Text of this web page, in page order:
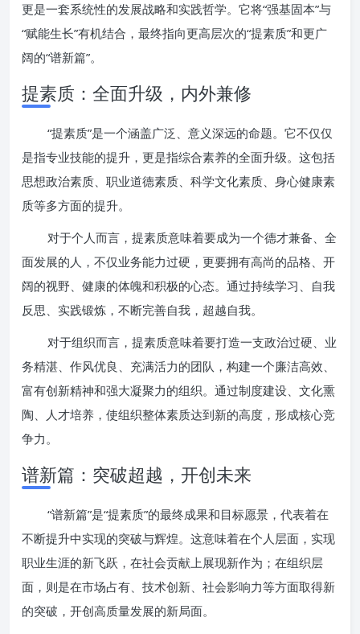
更是一套系统性的发展战略和实践哲学。它将“强基固本”与
“赋能生长”有机结合，最终指向更高层次的“提素质”和更广
阔的“谱新篇”。
提素质：全面升级，内外兼修
“提素质”是一个涵盖广泛、意义深远的命题。它不仅仅
是指专业技能的提升，更是指综合素养的全面升级。这包括
思想政治素质、职业道德素质、科学文化素质、身心健康素
质等多方面的提升。
对于个人而言，提素质意味着要成为一个德才兼备、全
面发展的人，不仅业务能力过硬，更要拥有高尚的品格、开
阔的视野、健康的体魄和积极的心态。通过持续学习、自我
反思、实践锻炼，不断完善自我，超越自我。
对于组织而言，提素质意味着要打造一支政治过硬、业
务精湛、作风优良、充满活力的团队，构建一个廉洁高效、
富有创新精神和强大凝聚力的组织。通过制度建设、文化熏
陶、人才培养，使组织整体素质达到新的高度，形成核心竞
争力。
谱新篇：突破超越，开创未来
“谱新篇”是“提素质”的最终成果和目标愿景，代表着在
不断提升中实现的突破与辉煌。这意味着在个人层面，实现
职业生涯的新飞跃，在社会贡献上展现新作为；在组织层
面，则是在市场占有、技术创新、社会影响力等方面取得新
的突破，开创高质量发展的新局面。